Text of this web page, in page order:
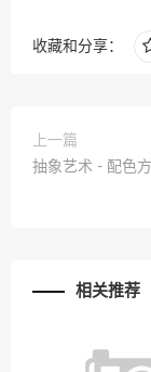
收藏和分享：
上一篇
抽象艺术 - 配色
相关推荐